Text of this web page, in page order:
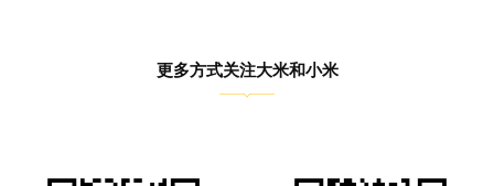
佛山禅城中心
广东省佛山市顺德区大良街道云路社区新桂中路27号绿茵花园18栋
更多方式关注大米和小米